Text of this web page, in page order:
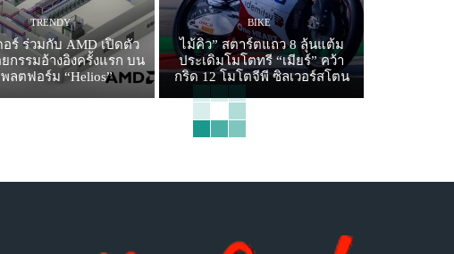
TRENDY
อร์ ร่วมกับ AMD เปิดตัว
กรรมอ้างอิงครั้งแรก บน
ลตฟอร์ม “Helios”
BIKE
ไม้คิว” สตาร์ตแถว 8 ลุ้นแต้ม
ประเดิมโมโตทรี “เมียร์” คว้า
กริด 12 โมโตจีพี ซิลเวอร์สโตน